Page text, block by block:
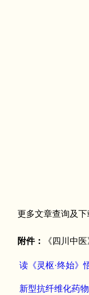
更多文章查询及
附件： 《四川中
读《灵枢·终始》悟
新型抗纤维化药物